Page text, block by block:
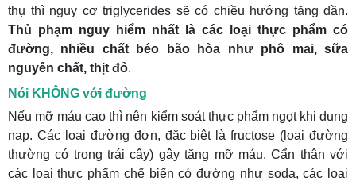
thụ thì nguy cơ triglycerides sẽ có chiều hướng tăng dần.
Thủ phạm nguy hiểm nhất là các loại thực phẩm có
đường, nhiều chất béo bão hòa như phô mai, sữa
nguyên chất, thịt đỏ.
Nói KHÔNG với đường
Nếu mỡ máu cao thì nên kiểm soát thực phẩm ngọt khi dung
nạp. Các loại đường đơn, đặc biệt là fructose (loại đường
thường có trong trái cây) gây tăng mỡ máu. Cẩn thận với
các loại thực phẩm chế biến có đường như soda, các loại